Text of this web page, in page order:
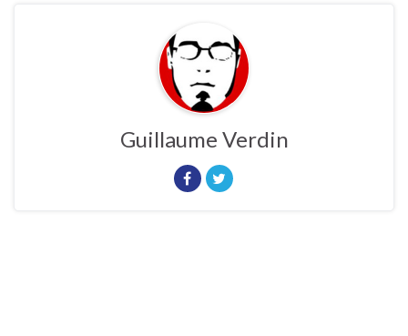
Guillaume Verdin